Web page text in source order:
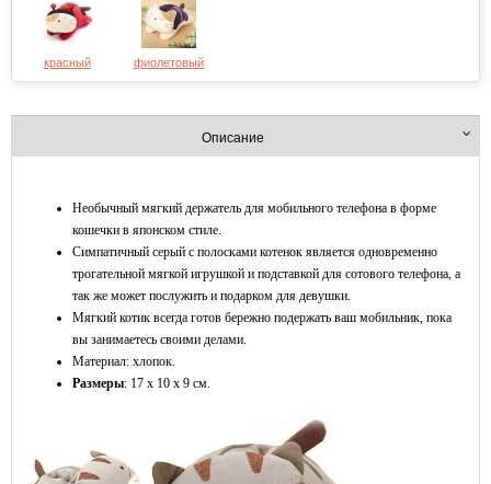
красный фиолетовый
Описание
Необычный мягкий держатель для мобильного телефона в форме
кошечки в японском стиле.
Симпатичный серый с полосками котенок является одновременно
трогательной мягкой игрушкой и подставкой для сотового телефона, а
так же может послужить и подарком для девушки.
Мягкий котик всегда готов бережно подержать ваш мобильник, пока
вы занимаетесь своими делами.
Материал: хлопок.
Размеры: 17 х 10 х 9 см.